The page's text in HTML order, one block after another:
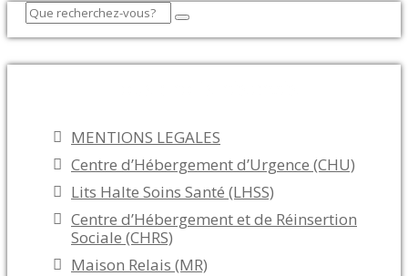
MENTIONS LEGALES
Centre d’Hébergement d’Urgence (CHU)
Lits Halte Soins Santé (LHSS)
Centre d’Hébergement et de Réinsertion
Sociale (CHRS)
Maison Relais (MR)